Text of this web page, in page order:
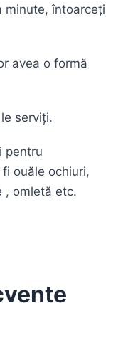
minute, întoarceți
avea o formă
serviți.
pentru
ouăle ochiuri,
, omletă etc.